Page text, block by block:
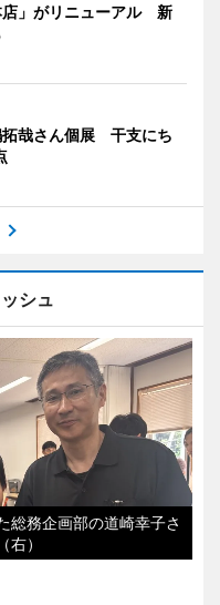
店」がリニューアル 新
拓哉さん個展 干支にち
シュ
総務企画部の道崎幸子さ
）